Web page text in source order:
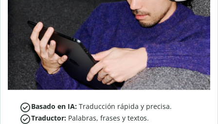
Basado en IA: Traducción rápida y precisa.
Traductor: Palabras, frases y textos.